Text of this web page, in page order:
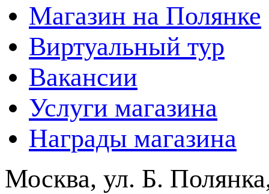
Магазин на Полянке
Виртуальный тур
Вакансии
Услуги магазина
Награды магазина
Москва, ул. Б.